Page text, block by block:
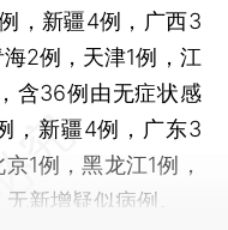
，新疆4例，广西3
2例，天津1例，江
含36例由无症状感
，新疆4例，广东3
1例，黑龙江1例，
新增疑似病例。